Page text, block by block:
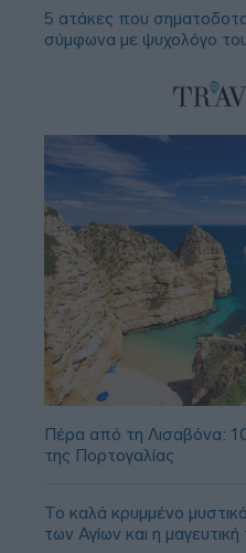
5 ατάκες που
σύμφωνα με ψυχολόγο
Πέρα από τη Λισαβόνα:
της Πορτογαλίας
Το καλά κρυμμένο
των Αγίων και η